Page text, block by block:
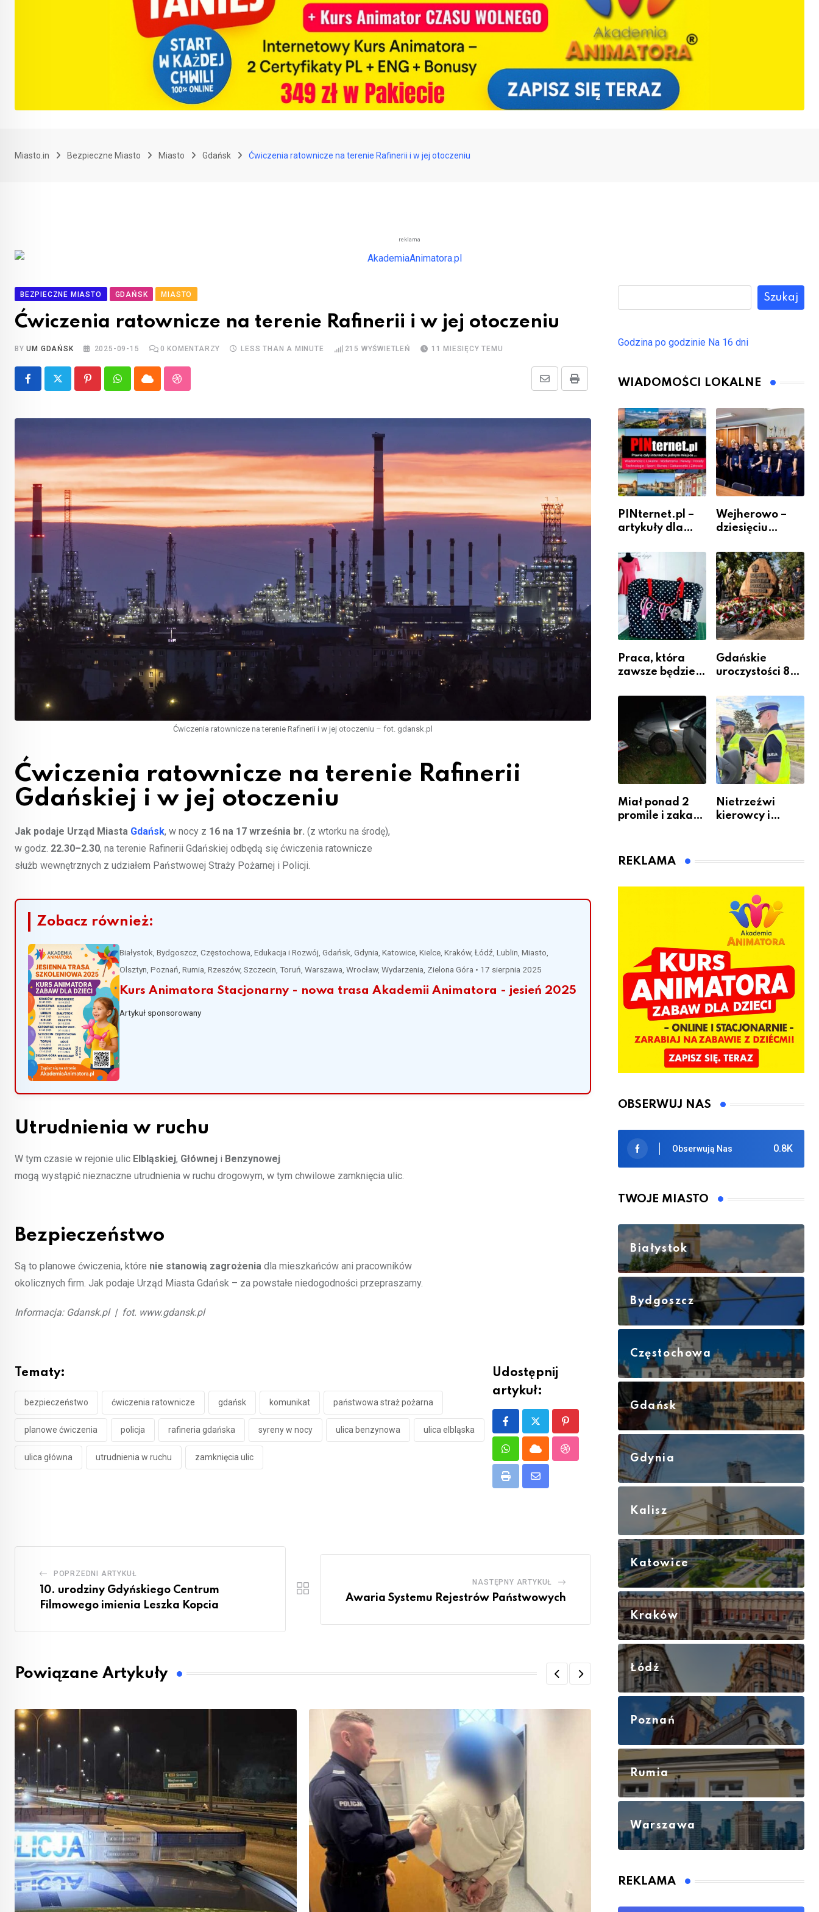
Miasto.in Bezpieczne Miasto Miasto Gdańsk Ćwiczenia ratownicze na terenie Rafinerii i w jej otoczeniu
reklama
BEZPIECZNE MIASTO GDAŃSK MIASTO
Ćwiczenia ratownicze na terenie Rafinerii i w jej otoczeniu
BYUM GDAŃSK 2025-09-15 0 KOMENTARZY LESS THAN A MINUTE 215 WYŚWIETLEŃ 11 MIESIĘCY TEMU
PinterestWhatsappCloud StumbleUpon Print
Share
Email
Ćwiczenia ratownicze na terenie Rafinerii i w jej otoczeniu – fot. gdansk.pl
Ćwiczenia ratownicze na terenie Rafinerii
Gdańskiej i w jej otoczeniu
Jak podaje Urząd Miasta Gdańsk, w nocy z 16 na 17 września br. (z wtorku na środę),
w godz. 22.30–2.30, na terenie Rafinerii Gdańskiej odbędą się ćwiczenia ratownicze
służb wewnętrznych z udziałem Państwowej Straży Pożarnej i Policji.
Zobacz również:
Białystok, Bydgoszcz, Częstochowa, Edukacja i Rozwój, Gdańsk, Gdynia, Katowice, Kielce, Kraków, Łódź, Lublin, Miasto,
Olsztyn, Poznań, Rumia, Rzeszów, Szczecin, Toruń, Warszawa, Wrocław, Wydarzenia, Zielona Góra • 17 sierpnia 2025
Kurs Animatora Stacjonarny - nowa trasa Akademii Animatora - jesień 2025
Artykuł sponsorowany
Utrudnienia w ruchu
W tym czasie w rejonie ulic Elbląskiej, Głównej i Benzynowej
mogą wystąpić nieznaczne utrudnienia w ruchu drogowym, w tym chwilowe zamknięcia ulic.
Bezpieczeństwo
Są to planowe ćwiczenia, które nie stanowią zagrożenia dla mieszkańców ani pracowników
okolicznych firm. Jak podaje Urząd Miasta Gdańsk – za powstałe niedogodności przepraszamy.
Informacja: Gdansk.pl | fot. www.gdansk.pl
Tematy:
bezpieczeństwo ćwiczenia ratownicze gdańsk komunikat państwowa straż pożarna
planowe ćwiczenia policja rafineria gdańska syreny w nocy ulica benzynowa ulica elbląska
ulica główna utrudnienia w ruchu zamknięcia ulic
Udostępnij
artykuł:
Pinterest
WhatsappCloud StumbleUpon
Print
Share
POPRZEDNI ARTYKUŁ
10. urodziny Gdyńskiego Centrum
Filmowego imienia Leszka Kopcia
NASTĘPNY ARTYKUŁ
Awaria Systemu Rejestrów Państwowych
Powiązane Artykuły
Szukaj
Godzina po godzinie Na 16 dni
WIADOMOŚCI LOKALNE
PINternet.pl –
artykuły dla
jako inwestycja
w widoczność
Wejherowo –
dziesięciu
policjantów w
szeregach
Komendy
Powiatowej
Praca, która
zawsze będzie
krawiectwo
zawodem
przyszłości i
gdzie się go
nauczyć?
Gdańskie
uroczystości 82.
wybuchu
Powstania
Warszawskiego
Miał ponad 2
promile i zakaz
kierownicę w
Nietrzeźwi
kierowcy i
REKLAMA
OBSERWUJ NAS
0.8K
Obserwują Nas
TWOJE MIASTO
Białystok
Bydgoszcz
Częstochowa
Gdańsk
Gdynia
Kalisz
Katowice
Kraków
Łódź
Poznań
Rumia
Warszawa
REKLAMA